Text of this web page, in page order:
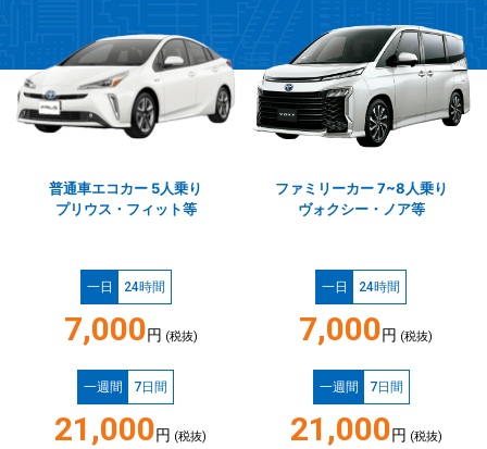
普通車エコカー 5人乗り
プリウス・フィット等
一日 24時間
7,000円 (税抜)
一週間 7日間
21,000円 (税抜)
ファミリーカー 7~8人乗り
ヴォクシー・ノア等
一日 24時間
7,000円 (税抜)
一週間 7日間
21,000円 (税抜)